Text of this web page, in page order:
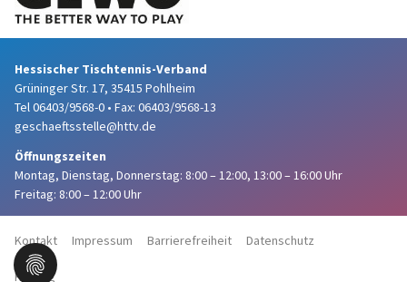
Hessischer Tischtennis-Verband
Grüninger Str. 17, 35415 Pohlheim
Tel 06403/9568-0 • Fax: 06403/9568-13
geschaeftsstelle@httv.de
Öffnungszeiten
Montag, Dienstag, Donnerstag: 8:00 – 12:00, 13:00 – 16:00 Uhr
Freitag: 8:00 – 12:00 Uhr
Kontakt Impressum Barrierefreiheit Datenschutz
Haftung